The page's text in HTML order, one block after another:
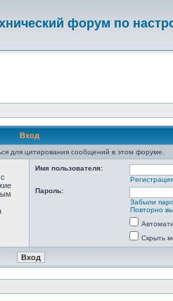
форум по
Вход
для цитирования сообщений в этом форуме.
Имя пользователя:
Регистрация
Пароль:
Забыли
Повторно
Скрыть